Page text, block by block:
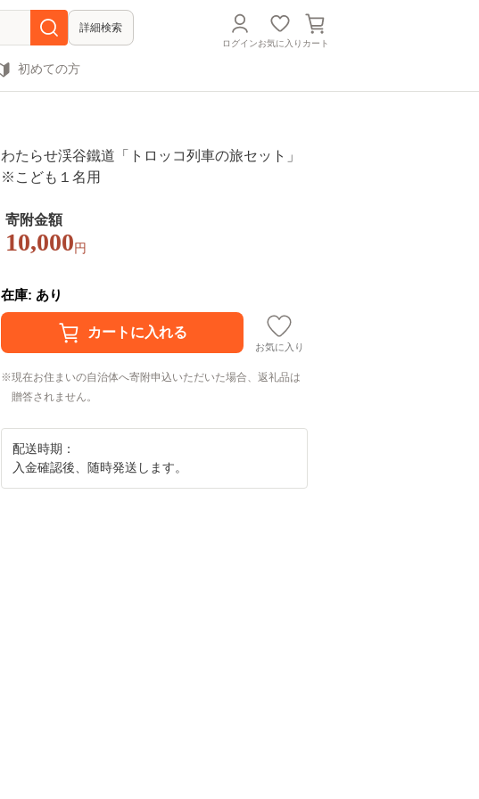
詳細検索
ログインお気に入り カート
初めての方
わたらせ渓谷鐵道「トロッコ列車の旅セット」
※こども１名用
寄附金額
10,000 円
在庫: あり
お気に入り
現在お住まいの自治体へ寄附申込いただいた場合、返礼品は
贈答されません。
配送時期：
入金確認後、随時発送します。